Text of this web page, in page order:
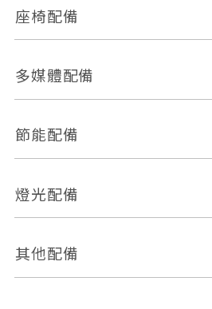
恆溫空調
前座正面氣囊
ABS防鎖死
車道偏離警示
自動停車系統
倒車雷達
座椅配備
皮椅
多媒體配備
外部音源接入
節能配備
引擎啟閉系統
燈光配備
感應頭燈
其他配備